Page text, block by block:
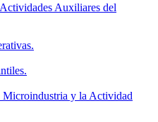
Auxiliares del
Microindustria y la Actividad